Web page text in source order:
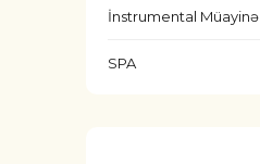
İnstrumental Müayinə
SPA